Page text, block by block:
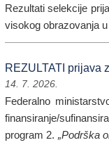
Rezultati selekcije
visokog obrazovanja
REZULTATI prijava
14. 7. 2026.
Federalno
finansiranje/
program 2. „Podrška